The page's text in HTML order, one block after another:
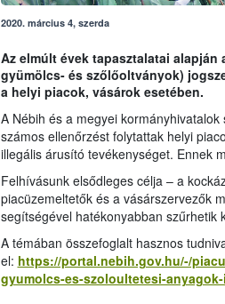
2020. március 4, szerda
Az elmúlt évek tapasztalatai
gyümölcs- és szőlőoltványok)
a helyi piacok, vásárok esetében.
A Nébih és a megyei
számos ellenőrzést folytattak helyi
illegális árusító tevékenységet. Ennek
Felhívásunk elsődleges célja – a
piacüzemeltetők és a vásárszervezők
segítségével hatékonyabban szűrhetik
A témában összefoglalt hasznos
el: https://portal.nebih.gov.hu/-/
gyumolcs-es-szoloultetesi-